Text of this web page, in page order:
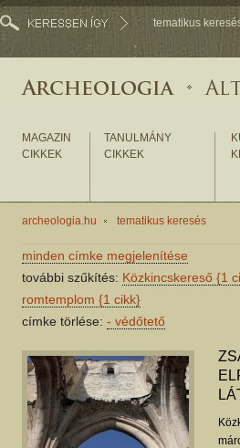
tematikus
MAGAZIN
CIKKEK
TANULMÁNY
CIKKEK
archeologia.hu tematikus keresés
minden címke megjelenítése
további szűkítés: Közkincskereső {1
romtemplom {1 cikk}
címke törlése: - védőtető